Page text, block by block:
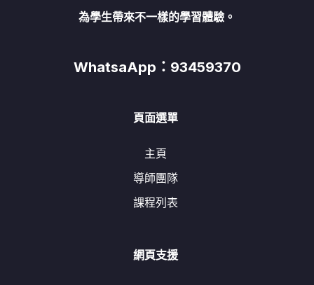
為學生帶來不一樣的學習體驗。
WhatsaApp：93459370
頁面選單
主頁
導師團隊
課程列表
網頁支援